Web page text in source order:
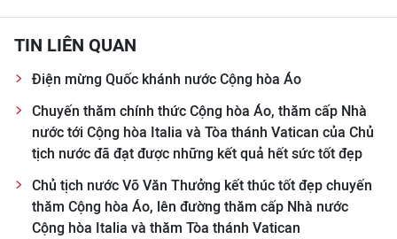
TIN LIÊN QUAN
Điện mừng Quốc khánh nước Cộng hòa Áo
Chuyến thăm chính thức Cộng hòa Áo, thăm cấp Nhà
nước tới Cộng hòa Italia và Tòa thánh Vatican của Chủ
tịch nước đã đạt được những kết quả hết sức tốt đẹp
Chủ tịch nước Võ Văn Thưởng kết thúc tốt đẹp chuyến
thăm Cộng hòa Áo, lên đường thăm cấp Nhà nước
Cộng hòa Italia và thăm Tòa thánh Vatican